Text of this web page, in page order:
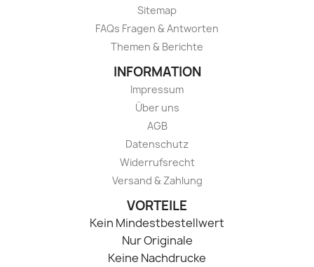
Sitemap
FAQs Fragen & Antworten
Themen & Berichte
INFORMATION
Impressum
Über uns
AGB
Datenschutz
Widerrufsrecht
Versand & Zahlung
VORTEILE
Kein Mindestbestellwert
Nur Originale
Keine Nachdrucke